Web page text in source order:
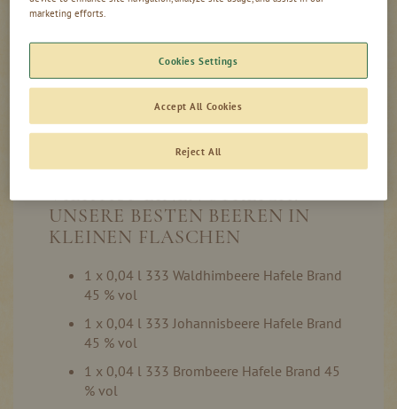
Auf Lager
VIER AUF EINEN STREICH:
UNSERE BESTEN BEEREN IN
KLEINEN FLASCHEN
1 x 0,04 l 333 Waldhimbeere Hafele Brand
45 % vol
1 x 0,04 l 333 Johannisbeere Hafele Brand
45 % vol
1 x 0,04 l 333 Brombeere Hafele Brand 45
% vol
marketing efforts.
Cookies Settings
Reject All
Accept All Cookies